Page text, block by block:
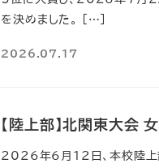
を決めました。 […]
2026.07.17
【陸上部】北関東大会
2026年6月12日、本校陸上